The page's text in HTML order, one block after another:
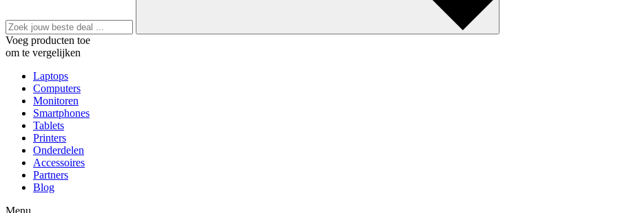
Voeg producten toe
om te vergelijken
Laptops
Computers
Monitoren
Smartphones
Tablets
Printers
Onderdelen
Accessoires
Partners
Blog